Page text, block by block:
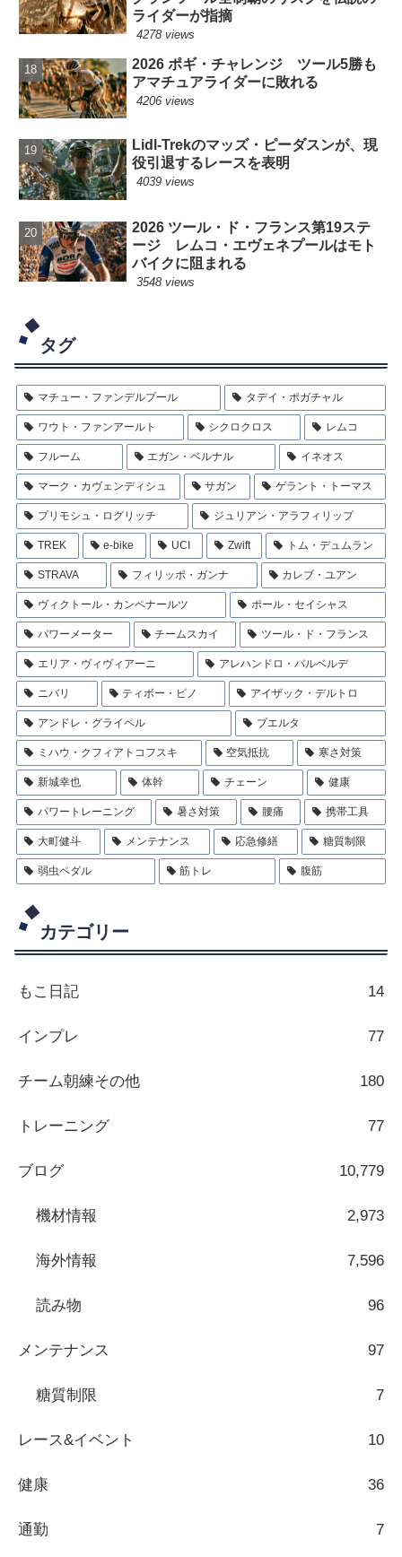
ライダーが指摘
4278 views
2026 ポギ・チャレンジ ツール5勝も
アマチュアライダーに敗れる
4206 views
Lidl-Trekのマッズ・ピーダスンが、現
役引退するレースを表明
4039 views
2026 ツール・ド・フランス第19ステ
ージ レムコ・エヴェネプールはモト
バイクに阻まれる
3548 views
タグ
マチュー・ファンデルプール タデイ・ポガチャル
ワウト・ファンアールト シクロクロス レムコ
フルーム エガン・ベルナル イネオス
マーク・カヴェンディシュ サガン ゲラント・トーマス
プリモシュ・ログリッチ ジュリアン・アラフィリップ
TREK e-bike UCI Zwift トム・デュムラン
STRAVA フィリッポ・ガンナ カレブ・ユアン
ヴィクトール・カンペナールツ ポール・セイシャス
パワーメーター チームスカイ ツール・ド・フランス
エリア・ヴィヴィアーニ アレハンドロ・バルベルデ
ニバリ ティボー・ピノ アイザック・デルトロ
アンドレ・グライペル ブエルタ
ミハウ・クフィアトコフスキ 空気抵抗 寒さ対策
新城幸也 体幹 チェーン 健康
パワートレーニング 暑さ対策 腰痛 携帯工具
大町健斗 メンテナンス 応急修繕 糖質制限
弱虫ペダル 筋トレ 腹筋
カテゴリー
もこ日記 14
インプレ 77
チーム朝練その他 180
トレーニング 77
ブログ 10,779
機材情報 2,973
海外情報 7,596
読み物 96
メンテナンス 97
糖質制限 7
レース&イベント 10
健康 36
通勤 7